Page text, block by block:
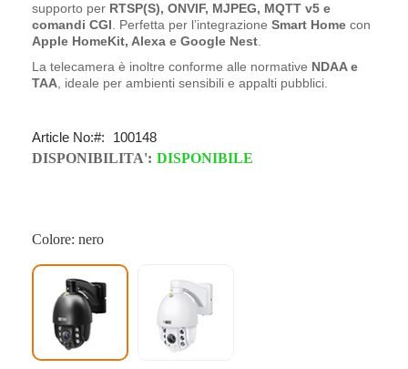
supporto per RTSP(S), ONVIF, MJPEG, MQTT v5 e
comandi CGI . Perfetta per l’integrazione Smart Home con
Apple HomeKit, Alexa e Google Nest
La telecamera è inoltre conforme alle normative NDAA e
TAA , ideale per ambienti sensibili e appalti pubblici.
Article No:
100148
DISPONIBILITA': DISPONIBILE
Colore: nero